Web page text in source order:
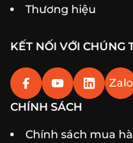
Thương hiệu
KẾT NỐI VỚI CHÚNG
Zalo
CHÍNH SÁCH
Chính sách mua